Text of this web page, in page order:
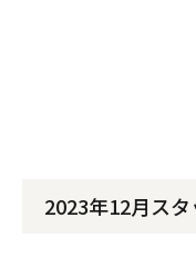
2023年12月ス